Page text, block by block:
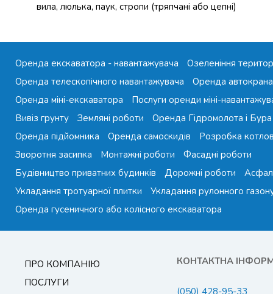
вила, люлька, паук, стропи (тряпчані або цепні)
Оренда екскаватора - навантажувача
Озеленіння
Оренда телескопічного навантажувача
Оренда автокрана
Оренда міні-екскаватора
Послуги оренди міні-
Вивіз грунту
Земляні роботи
Оренда Гідромолота і Бура
Оренда підйомника
Оренда самоскидів
Розробка
Зворотня засипка
Монтажні роботи
Фасадні роботи
Будівництво приватних будинків
Дорожні роботи
Укладання тротуарної плитки
Укладання рулонного
Оренда гусеничного або колісного екскаватора
ПРО КОМПАНІЮ
ПОСЛУГИ
КОНТАКТНА
(050) 428-95-33